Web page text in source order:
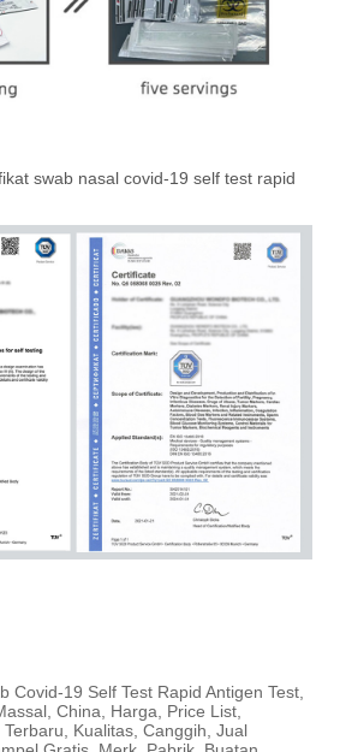
swab nasal covid-19 self test rapid
Covid-19 Self Test Rapid Antigen Test,
China, Harga, Price List,
Kualitas, Canggih, Jual